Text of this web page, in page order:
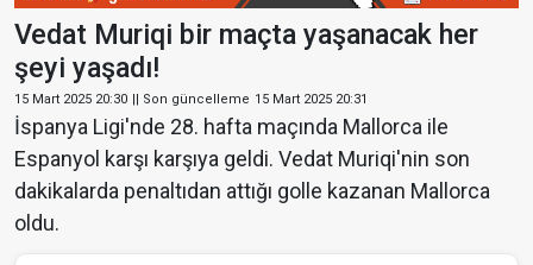
Vedat Muriqi bir maçta yaşanacak her
şeyi yaşadı!
15 Mart 2025 20:30 || Son güncelleme 15 Mart 2025 20:31
İspanya Ligi'nde 28. hafta maçında Mallorca ile
Espanyol karşı karşıya geldi. Vedat Muriqi'nin son
dakikalarda penaltıdan attığı golle kazanan Mallorca
oldu.